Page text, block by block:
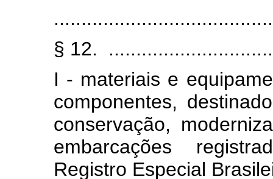
§ 12.
I - materiais e
componentes,
conservação,
embarcações
Registro Especial